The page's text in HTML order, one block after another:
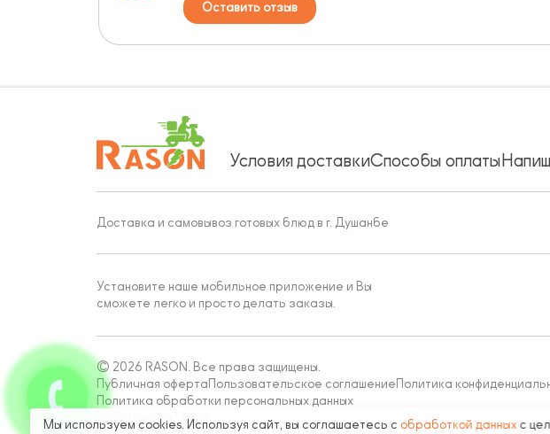
Оставить отзыв
Условия доставкиСпособы оплаты
Доставка и самовывоз готовых блюд в г. Душанбе
Установите наше мобильное приложение и Вы
сможете легко и просто делать заказы.
© 2026 RASON. Все права защищены.
Публичная оферта Пользовательское соглашение Политика
Политика обработки персональных данных
Работает на Moba
Мы используем cookies. Используя сайт, вы соглашаетесь с обработкой данных с